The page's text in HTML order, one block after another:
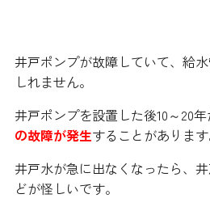
井戸ポンプが故障していて、給
しれません。
井戸ポンプを設置した後10～20年
の故障が発生することがあります
井戸水が急に出なくなったら、
どが怪しいです。